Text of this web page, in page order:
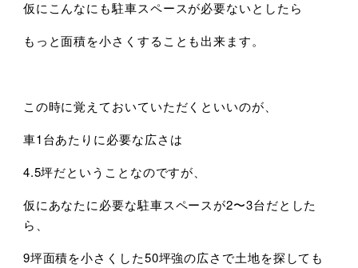
仮にこんなにも駐車スペースが必要ないとしたら
もっと面積を小さくすることも出来ます。
この時に覚えておいていただくといいのが、
車1台あたりに必要な広さは
4.5坪だということなのですが、
仮にあなたに必要な駐車スペースが2〜3台だとした
ら、
9坪面積を小さくした50坪強の広さで土地を探しても